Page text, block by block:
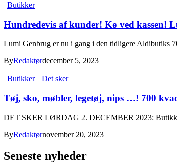
Butikker
Hundredevis af kunder! Kø ved kassen!
Lumi Genbrug er nu i gang i den tidligere Aldibutiks
ByRedaktørdecember 5, 2023
Butikker Det sker
Tøj, sko, møbler, legetøj, nips …! 700
DET SKER LØRDAG 2. DECEMBER 2023:
ByRedaktørnovember 20, 2023
Seneste nyheder